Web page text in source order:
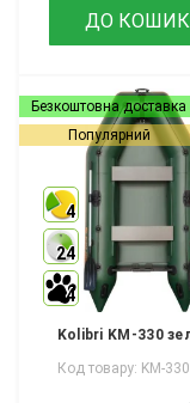
ДО
Безкоштовна доставка
Популярний
4
24
4
Kolibri KM-330
Код товару: KM-